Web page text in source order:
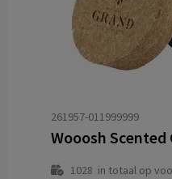
261957-011999999
1028 in totaal op